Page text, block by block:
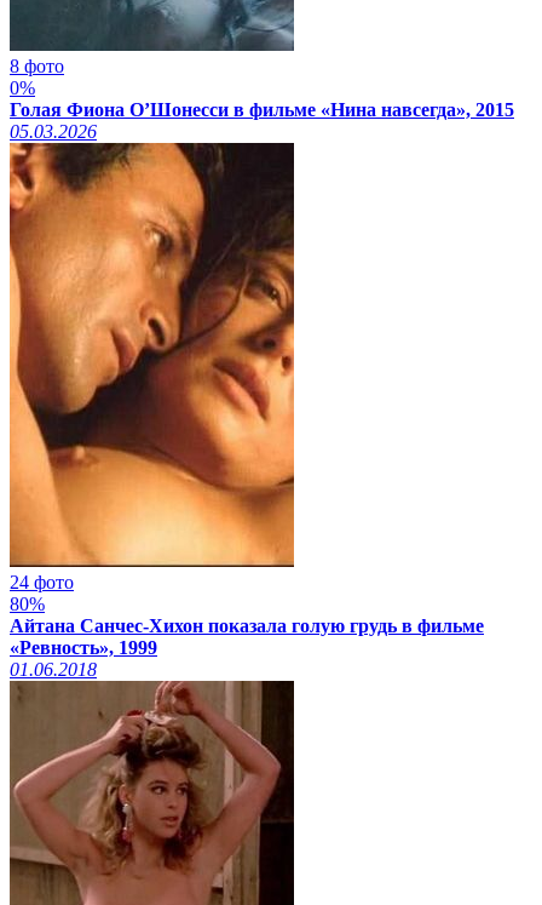
8 фото
0%
Голая Фиона О’Шонесси в фильме «Нина навсегда», 2015
05.03.2026
24 фото
80%
Айтана Санчес-Хихон показала голую грудь в фильме
«Ревность», 1999
01.06.2018